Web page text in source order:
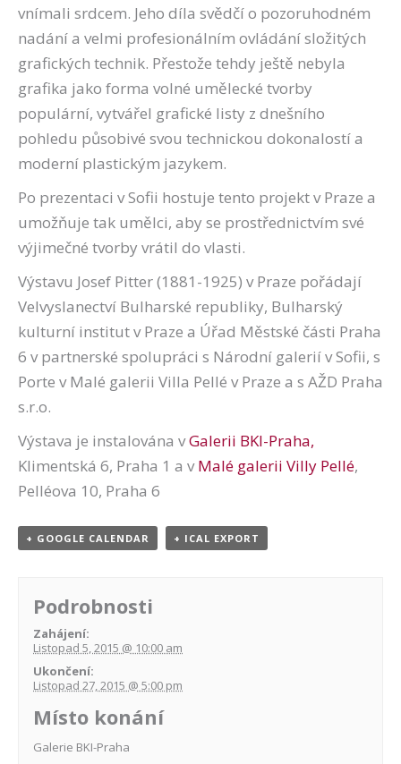
vnímali srdcem. Jeho díla svědčí o pozoruhodném
nadání a velmi profesionálním ovládání složitých
grafických technik. Přestože tehdy ještě nebyla
grafika jako forma volné umělecké tvorby
populární, vytvářel grafické listy z dnešního
pohledu působivé svou technickou dokonalostí a
moderní plastickým jazykem.
Po prezentaci v Sofii hostuje tento projekt v Praze a
umožňuje tak umělci, aby se prostřednictvím své
výjimečné tvorby vrátil do vlasti.
Výstavu Josef Pitter (1881-1925) v Praze pořádají
Velvyslanectví Bulharské republiky, Bulharský
kulturní institut v Praze a Úřad Městské části Praha
6 v partnerské spolupráci s Národní galerií v Sofii, s
Porte v Malé galerii Villa Pellé v Praze a s АŽD Praha
s.r.o.
Výstava je instalována vGalerii BKI-Praha,
Klimentská 6, Praha 1 a vMalé galerii Villy Pellé,
Pelléova 10, Praha 6
+ GOOGLE CALENDAR + ICAL EXPORT
Podrobnosti
Zahájení:
Listopad 5, 2015 @ 10:00 am
Ukončení:
Listopad 27, 2015 @ 5:00 pm
Místo konání
Galerie BKI-Praha